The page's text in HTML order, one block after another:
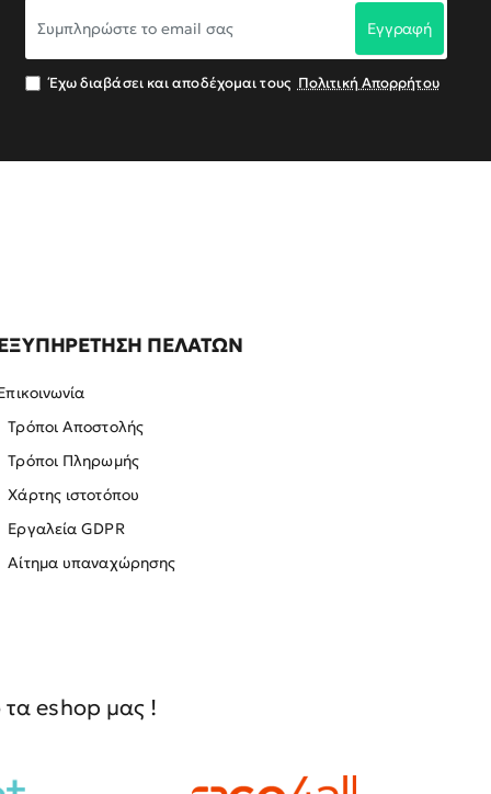
το
σας
Εγγραφή
Έχω διαβάσει και αποδέχομαι τους Πολιτική Απορρήτου
ΠΕΛΑΤΩΝ
Τρόποι Αποστολής
Τρόποι Πληρωμής
Χάρτης ιστοτόπου
Εργαλεία GDPR
Αίτημα υπαναχώρησης
eshop μας !